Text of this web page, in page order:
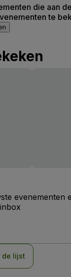
die aan
te
evenementen
de lijst